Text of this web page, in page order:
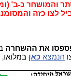
והמושחר כ-ב'
לצו כזה
את ההשחרה
הנמצא כאן